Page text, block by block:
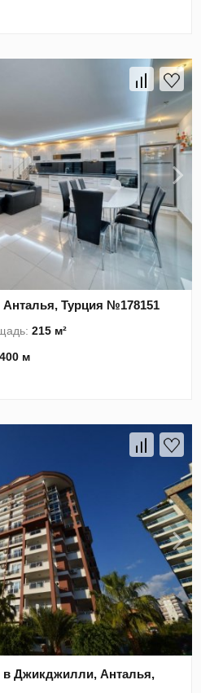
Анталья, Турция №178151
215 м²
400 м
в Джикджилли, Анталья,